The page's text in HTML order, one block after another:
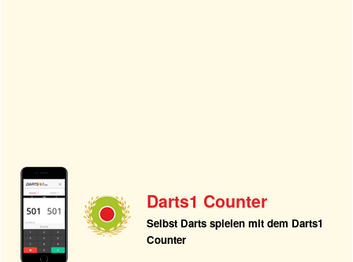
Darts1 Counter
Selbst Darts spielen mit dem Darts1
Counter